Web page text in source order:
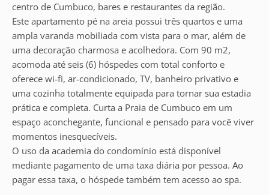
centro de Cumbuco, bares e restaurantes da região.
Este apartamento pé na areia possui três quartos e uma
ampla varanda mobiliada com vista para o mar, além de
uma decoração charmosa e acolhedora. Com 90 m2,
acomoda até seis (6) hóspedes com total conforto e
oferece wi-fi, ar-condicionado, TV, banheiro privativo e
uma cozinha totalmente equipada para tornar sua estadia
prática e completa. Curta a Praia de Cumbuco em um
espaço aconchegante, funcional e pensado para você viver
momentos inesquecíveis.
O uso da academia do condomínio está disponível
mediante pagamento de uma taxa diária por pessoa. Ao
pagar essa taxa, o hóspede também tem acesso ao spa.